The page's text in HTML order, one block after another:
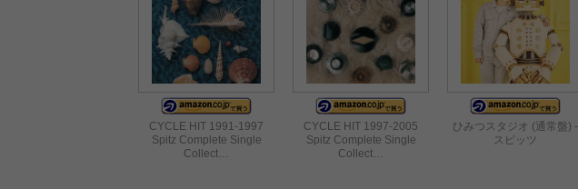
CYCLE HIT 1991-1997
Spitz Complete Single
Collect…
CYCLE HIT 1997-2005
Spitz Complete Single
Collect…
ひみつスタジオ (通常盤) -
スピッツ